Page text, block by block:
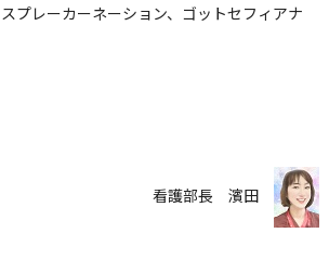
プレーカーネーション、ゴットセフィアナ
看護部長 濱田